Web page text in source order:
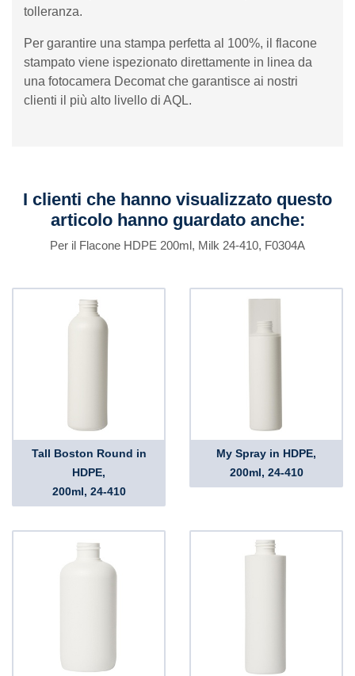
tolleranza.
Per garantire una stampa perfetta al 100%, il flacone
stampato viene ispezionato direttamente in linea da
una fotocamera Decomat che garantisce ai nostri
clienti il ​​più alto livello di AQL.
I clienti che hanno visualizzato questo
articolo hanno guardato anche:
Per il Flacone HDPE 200ml, Milk 24-410, F0304A
Tall Boston Round in
HDPE,
200ml, 24-410
My Spray in HDPE,
200ml, 24-410